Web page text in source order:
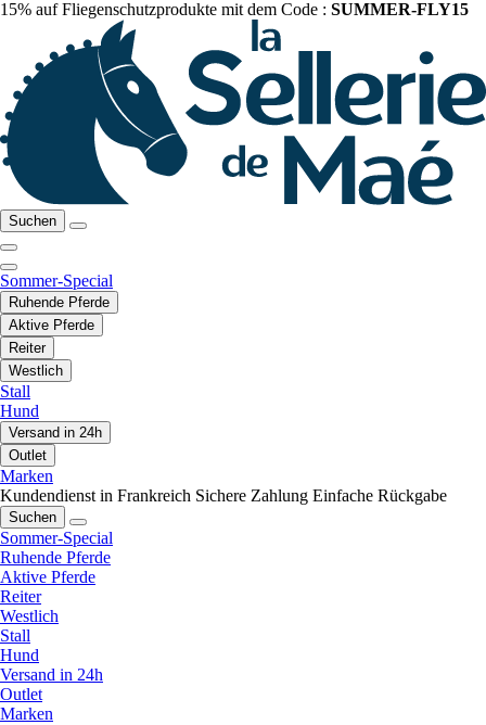
15% auf Fliegenschutzprodukte mit dem Code : SUMMER-FLY15
Suchen
Sommer-Special
Ruhende Pferde
Aktive Pferde
Reiter
Westlich
Stall
Hund
Versand in 24h
Outlet
Marken
Kundendienst in Frankreich Sichere Zahlung Einfache Rückgabe
Suchen
Sommer-Special
Ruhende Pferde
Aktive Pferde
Reiter
Westlich
Stall
Hund
Versand in 24h
Outlet
Marken